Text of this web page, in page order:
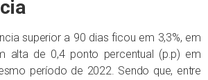
superior a 90 dias ficou em 3,3%, em
alta de 0,4 ponto percentual (p.p) em
período de 2022. Sendo que, entre